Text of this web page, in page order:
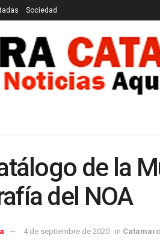
Sociedad
de la
del NOA
4 de septiembre de 2020 in